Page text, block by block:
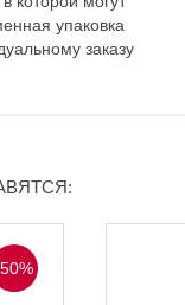
упаковка
заказу